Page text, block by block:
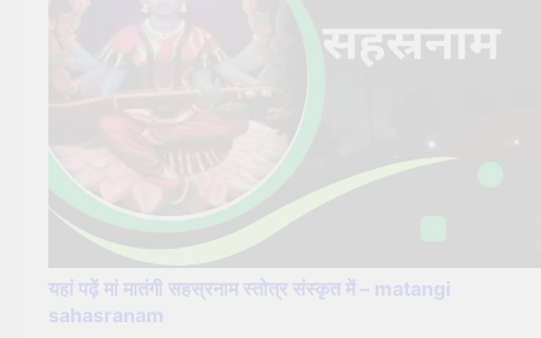
यहां पढ़ें मां मातंगी सहस्रनाम स्तोत्र संस्कृत में – matangi
sahasranam